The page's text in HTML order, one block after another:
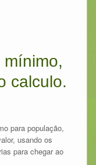
calculo.
para população,
usando os
para chegar ao